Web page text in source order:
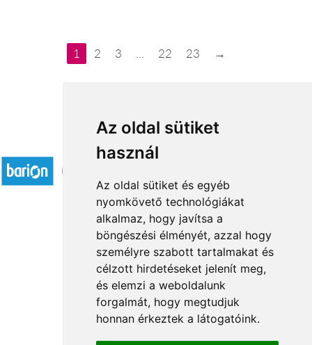
Az oldal sütiket
használ
Az oldal sütiket és egyéb
nyomkövető technológiákat
alkalmaz, hogy javítsa a
böngészési élményét, azzal hogy
személyre szabott tartalmakat és
célzott hirdetéseket jelenít meg,
és elemzi a weboldalunk
forgalmát, hogy megtudjuk
honnan érkeztek a látogatóink.
1 2 3 ... 22 23 →
Elfogadott fizetési módok
Rólunk
Általános információ
Kapcsolat
Partnereink
Virágüzletek